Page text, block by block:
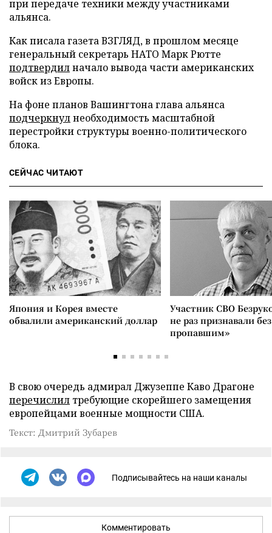
при передаче техники между участниками
альянса.
Как писала газета ВЗГЛЯД, в прошлом месяце
генеральный секретарь НАТО Марк Рютте
подтвердилначало вывода части американских
войск из Европы.
На фоне планов Вашингтона глава альянса
подчеркнулнеобходимость масштабной
перестройки структуры военно-политического
блока.
СЕЙЧАС ЧИТАЮТ
Япония и Корея вместе
обвалили американский доллар
Участник СВО
не раз признавали
пропавшим»
В свою очередь адмирал Джузеппе Каво Драгоне
перечислил требующие скорейшего замещения
европейцами военные мощности США.
Текст: Дмитрий Зубарев
Подписывайтесь на наши каналы
Комментировать